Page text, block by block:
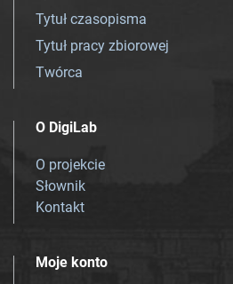
Tytuł czasopisma
Tytuł pracy zbiorowej
Twórca
O DigiLab
O projekcie
Słownik
Kontakt
Moje konto